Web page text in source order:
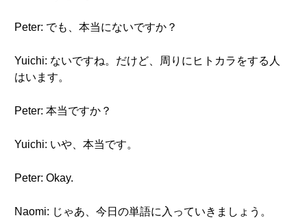
Peter: でも、本当にないですか？
Yuichi: ないですね。だけど、周りにヒトカラをする人
はいます。
Peter: 本当ですか？
Yuichi: いや、本当です。
Peter: Okay.
Naomi: じゃあ、今日の単語に入っていきましょう。